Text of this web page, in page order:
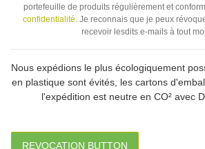
portefeuille de produits régulièrement et
confidentialité. Je reconnais que je peux
recevoir lesdits e-mails à tout
Nous expédions le plus écologiquement
en plastique sont évités, les cartons
l'expédition est neutre en CO² avec
REVOCATION BUTTON